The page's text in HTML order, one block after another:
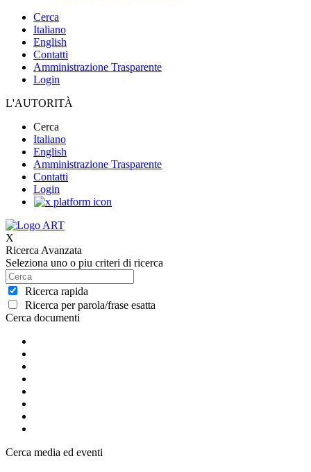
Cerca
Italiano
English
Contatti
Amministrazione Trasparente
Login
L'AUTORITÀ
Cerca
Italiano
English
Amministrazione Trasparente
Contatti
Login
X
Ricerca Avanzata
Seleziona uno o piu criteri di ricerca
Ricerca rapida
Ricerca per parola/frase esatta
Cerca documenti
Cerca media ed eventi